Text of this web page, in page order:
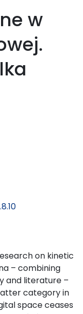
w
on kinetic
– combining
and literature –
category in
space ceases